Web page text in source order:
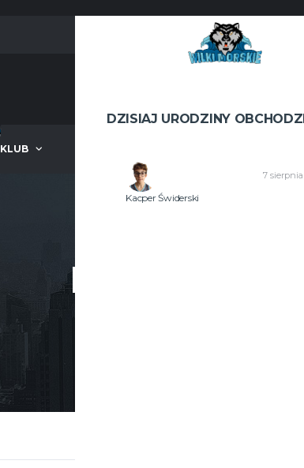
KLUB
DZISIAJ URODZINY
Kacper Świderski
7 sierpnia
KADECI